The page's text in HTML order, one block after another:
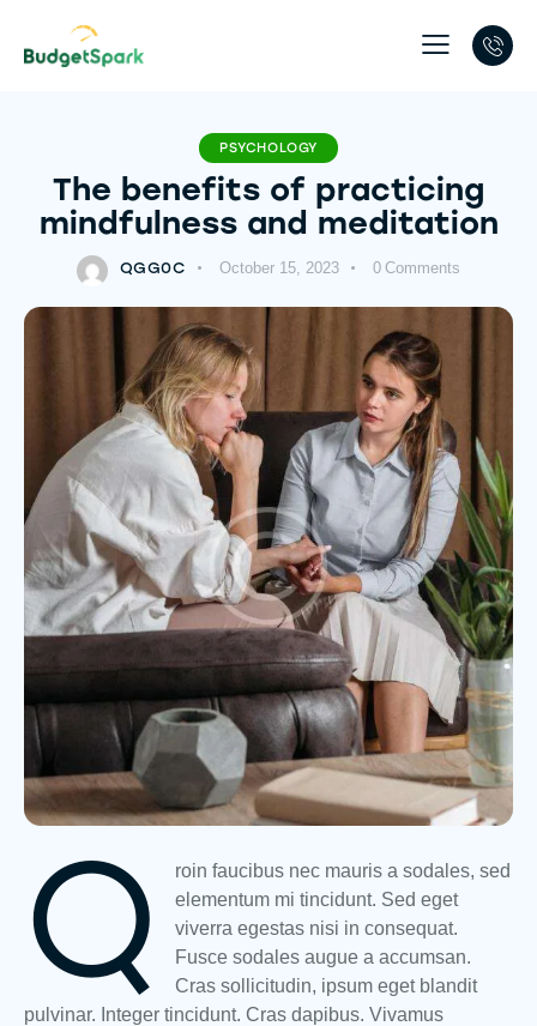
PSYCHOLOGY
The benefits of practicing
mindfulness and meditation
QGG0C October 15, 2023 0 Comments
Q
roin faucibus nec mauris a sodales, sed
elementum mi tincidunt. Sed eget
viverra egestas nisi in consequat.
Fusce sodales augue a accumsan.
Cras sollicitudin, ipsum eget blandit
pulvinar. Integer tincidunt. Cras dapibus. Vivamus